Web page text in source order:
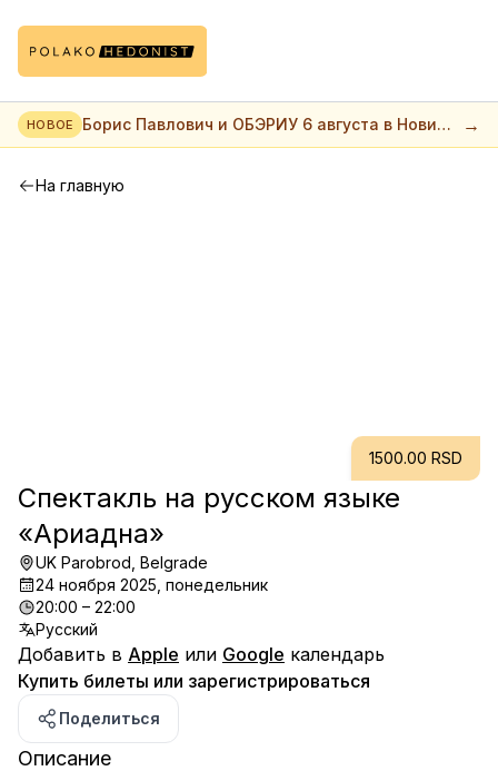
НОВОЕ
Борис Павлович и ОБЭРИУ 6 августа в Нови
саде
→
На главную
1500.00 RSD
Спектакль на русском языке
«Ариадна»
UK Parobrod, Belgrade
24 ноября 2025, понедельник
20:00 – 22:00
Русский
Добавить в Apple или Google календарь
Купить билеты или зарегистрироваться
Поделиться
Описание